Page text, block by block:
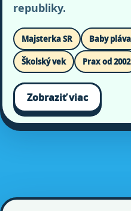
republiky.
Majsterka SR Baby
Školský vek Prax od 2002
Zobraziť viac